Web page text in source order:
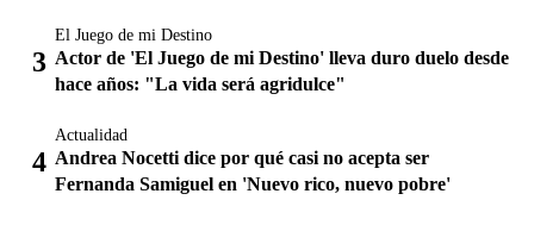
El Juego de mi Destino
Actor de 'El Juego de mi Destino' lleva duro duelo desde
hace años: "La vida será agridulce"
Actualidad
Andrea Nocetti dice por qué casi no acepta ser
Fernanda Samiguel en 'Nuevo rico, nuevo pobre'